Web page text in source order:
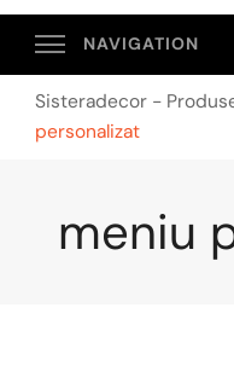
Sisteradecor -
personalizat
meniu